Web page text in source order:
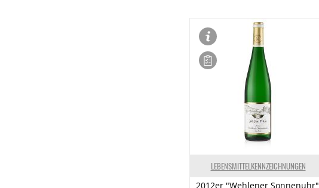
LEBENSMITTELKENNZEICHNUNGEN
2012er "Wehlener Sonnenuhr"